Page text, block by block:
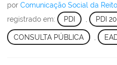
por Comunicação Social da
registrado em: PDI PDI
CONSULTA PÚBLICA